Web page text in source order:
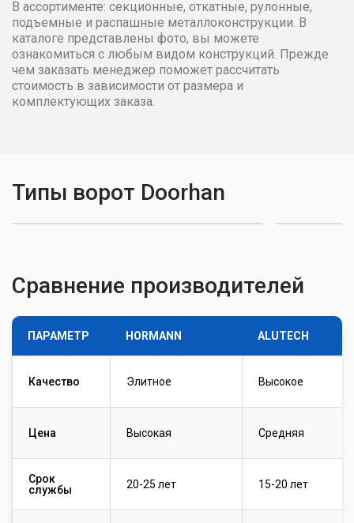
В ассортименте: секционные, откатные, рулонные,
подъемные и распашные металлоконструкции. В
каталоге представлены фото, вы можете
ознакомиться с любым видом конструкций. Прежде
чем заказать менеджер поможет рассчитать
стоимость в зависимости от размера и
комплектующих заказа.
Типы ворот Doorhan
Секционные
Сравнение производителей
ПАРАМЕТР HORMANN ALUTECH
Качество Элитное Высокое
Цена Высокая Средняя
Срок
службы
20-25 лет 15-20 лет